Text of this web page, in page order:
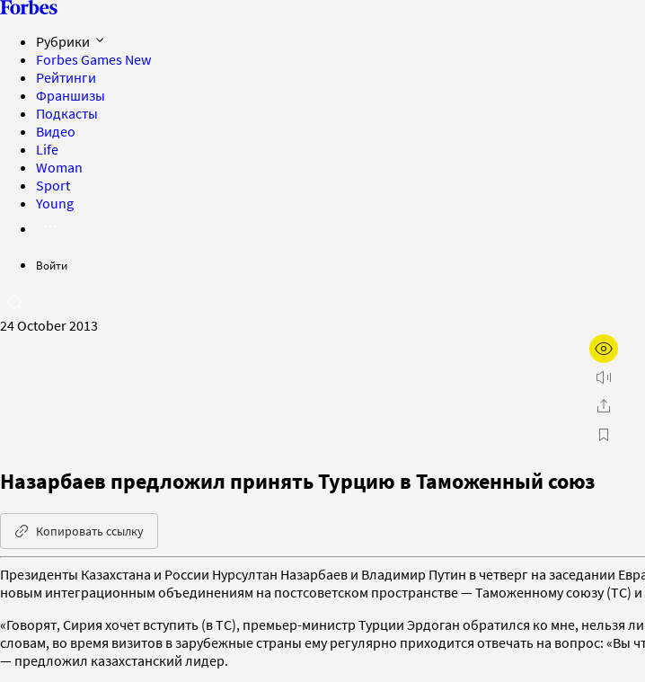
Рубрики
Forbes Games New
Рейтинги
Франшизы
Подкасты
Видео
Life
Woman
Sport
Young
Войти
24 October 2013
Назарбаев предложил принять Турцию в Таможенный союз
Копировать ссылку
Президенты Казахстана и России Нурсултан Назарбаев и Владимир Путин в четверг на заседании
новым интеграционным объединениям на постсоветском пространстве — Таможенному союзу (ТС)
«Говорят, Сирия хочет вступить (в ТС), премьер-министр Турции Эрдоган обратился ко мне,
словам, во время визитов в зарубежные страны ему регулярно приходится отвечать на вопрос:
— предложил казахстанский лидер.